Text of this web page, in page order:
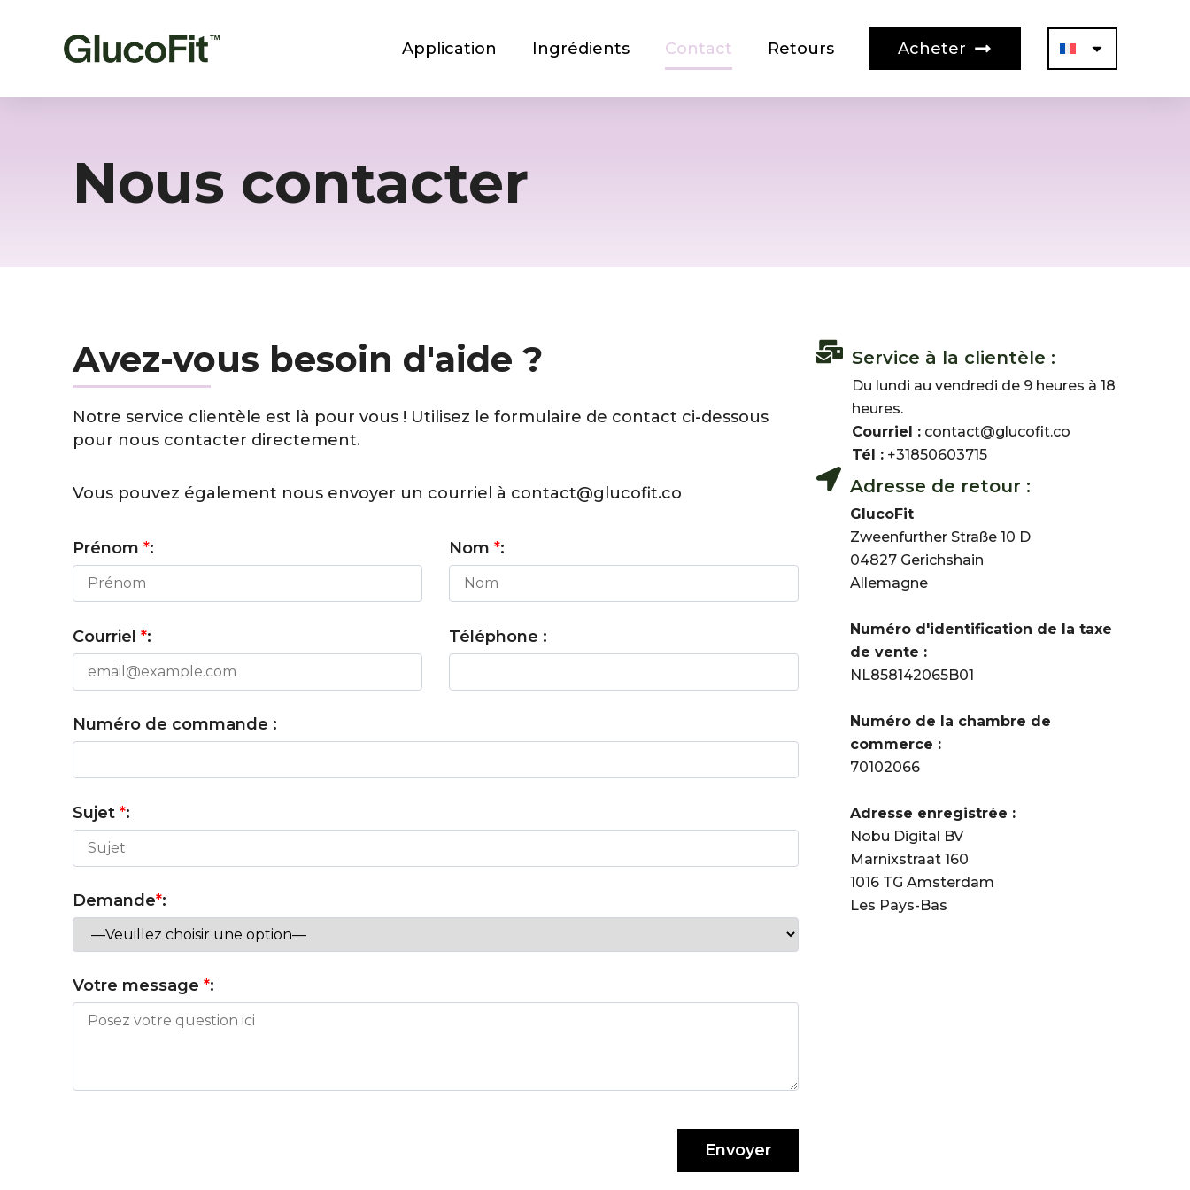
Application Ingrédients Contact Retours Acheter
Nous contacter
Avez-vous besoin d'aide ?
Notre service clientèle est là pour vous ! Utilisez le formulaire de contact ci-dessous
pour nous contacter directement.
Vous pouvez également nous envoyer un courriel à contact@glucofit.co
Prénom *: Nom *:
Courriel *: Téléphone :
Numéro de commande :
Sujet *:
Demande*:
Votre message *:
Service à la clientèle :
Du lundi au vendredi de 9 heures à 18
heures.
Courriel : contact@glucofit.co
Tél : +31850603715
Adresse de retour :
GlucoFit
Zweenfurther Straße 10 D
04827 Gerichshain
Allemagne
Numéro d'identification de la taxe
de vente :
NL858142065B01
Numéro de la chambre de
commerce :
70102066
Adresse enregistrée :
Nobu Digital BV
Marnixstraat 160
1016 TG Amsterdam
Les Pays-Bas